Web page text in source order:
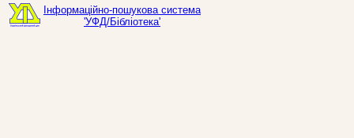
Інформаційно-пошукова система
'УФД/Бібліотека'